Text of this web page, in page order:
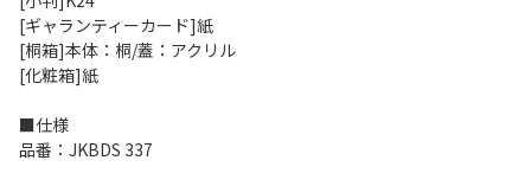
[ギャランティーカード]紙
[桐箱]本体：桐/蓋：アクリル
[化粧箱]紙
■仕様
品番：JKBDS 337